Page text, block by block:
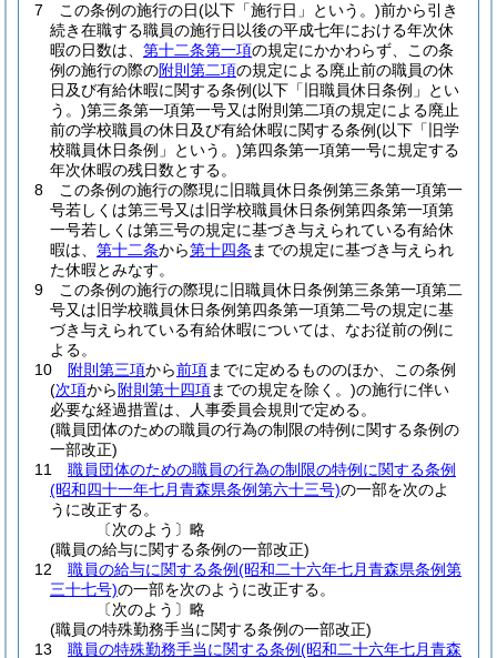
7
この条例の施行の日(以下「施行日」という。)前から引き
続き在職する職員の施行日以後の平成七年における年次休
暇の日数は、 第十二条第一項の規定にかかわらず、この条
例の施行の際の附則第二項の規定による廃止前の職員の休
日及び有給休暇に関する条例(以下「旧職員休日条例」とい
う。)第三条第一項第一号又は附則第二項の規定による廃止
前の学校職員の休日及び有給休暇に関する条例(以下「旧学
校職員休日条例」という。)第四条第一項第一号に規定する
年次休暇の残日数とする。
8
この条例の施行の際現に旧職員休日条例第三条第一項第一
号若しくは第三号又は旧学校職員休日条例第四条第一項第
一号若しくは第三号の規定に基づき与えられている有給休
暇は、 第十二条から第十四条 までの規定に基づき与えられ
た休暇とみなす。
9
この条例の施行の際現に旧職員休日条例第三条第一項第二
号又は旧学校職員休日条例第四条第一項第二号の規定に基
づき与えられている有給休暇については、なお従前の例に
よる。
10
附則第三項から前項までに定めるもののほか、この条例
(次項から 附則第十四項までの規定を除く。)の施行に伴い
必要な経過措置は、人事委員会規則で定める。
(職員団体のための職員の行為の制限の特例に関する条例の
一部改正)
11
職員団体のための職員の行為の制限の特例に関する条例
(昭和四十一年七月青森県条例第六十三号)の一部を次のよ
うに改正する。
〔次のよう〕略
(職員の給与に関する条例の一部改正)
12
職員の給与に関する条例(昭和二十六年七月青森県条例第
三十七号)の一部を次のように改正する。
〔次のよう〕略
(職員の特殊勤務手当に関する条例の一部改正)
13
職員の特殊勤務手当に関する条例(昭和二十六年七月青森